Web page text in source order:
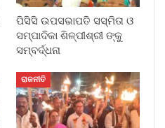
ପିସିସି ଉପସଭାପତି ସସ୍ମିତା ଓ
ସମ୍ପାଦିକା ଶିଳ୍ପୀଶ୍ରୀ ଙ୍କୁ
ସମ୍ବର୍ଦ୍ଧନା
ରାଜନୀତି